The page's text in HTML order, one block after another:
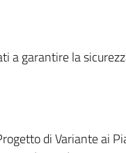
garantire la
di Variante ai